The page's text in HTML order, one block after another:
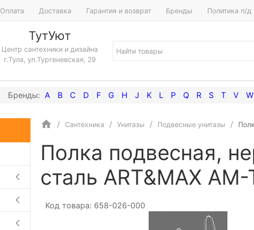
Оплата Доставка Гарантия и возврат Бренды Политика п/д
ТутУют
Центр сантехники и дизайна
г.Тула, ул.Тургеневская, 29
A B C D F G H J K L P Q R S T V W
Сантехника Унитазы Подвесные унитазы
Полка подвесная,
сталь ART&MAX
Код товара: 658-026-000